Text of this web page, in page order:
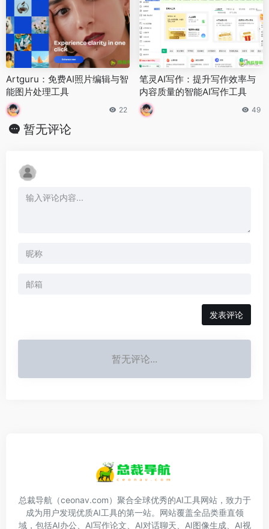
Artguru：免费AI照片编辑与智
能图片处理工具
22
笔灵AI写作：提升写作效率与
内容质量的智能AI写作工具
49
暂无评论
发表评论
暂无评论...
总裁导航（ceonav.com）聚合全球优秀的AI工具网站，致力于
成为用户发现优质AI工具的第一站。网站覆盖全品类垂直领
域，包括AI办公、AI写作论文、AI对话聊天、AI图像生成、AI视